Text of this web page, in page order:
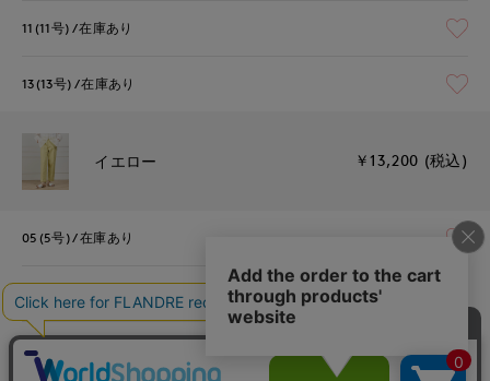
11(11号) 在庫あり
13(13号) 在庫あり
イエロー ￥13,200 (税込)
05(5号) 在庫あり
07(7号) 在庫あり
09(9号)